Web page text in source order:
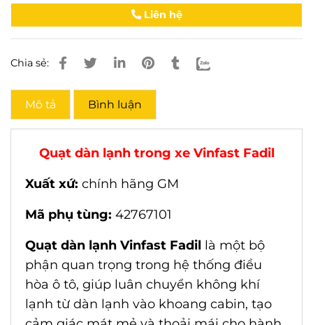
Liên hệ
Chia sẻ:
Mô tả Bình luận
Quạt dàn lạnh trong xe Vinfast Fadil
Xuất xứ: chính hãng GM
Mã phụ tùng: 42767101
Quạt dàn lạnh Vinfast Fadil là một bộ
phận quan trọng trong hệ thống điều
hòa ô tô, giúp luân chuyển không khí
lạnh từ dàn lạnh vào khoang cabin, tạo